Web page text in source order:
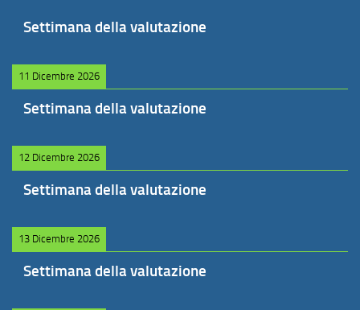
Settimana della valutazione
11 Dicembre 2026
Settimana della valutazione
12 Dicembre 2026
Settimana della valutazione
13 Dicembre 2026
Settimana della valutazione